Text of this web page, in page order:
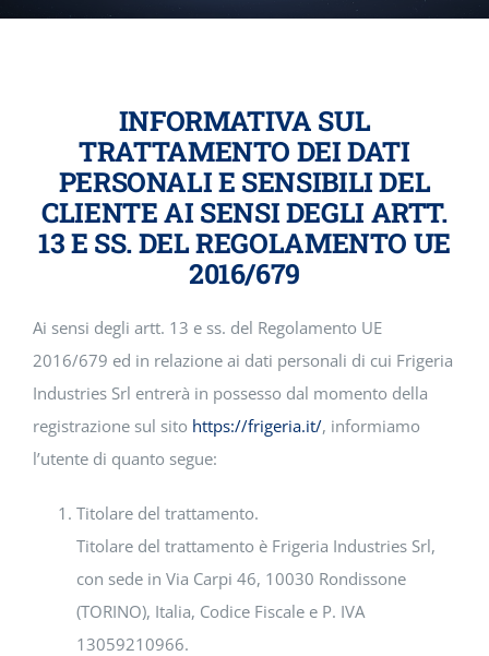
Contacts
INFORMATIVA SUL
TRATTAMENTO DEI DATI
PERSONALI E SENSIBILI DEL
CLIENTE AI SENSI DEGLI ARTT.
13 E SS. DEL REGOLAMENTO UE
2016/679
Ai sensi degli artt. 13 e ss. del Regolamento UE
2016/679 ed in relazione ai dati personali di cui Frigeria
Industries Srl entrerà in possesso dal momento della
registrazione sul sito https://frigeria.it/, informiamo
l’utente di quanto segue:
Titolare del trattamento.
Titolare del trattamento è Frigeria Industries Srl,
con sede in Via Carpi 46, 10030 Rondissone
(TORINO), Italia, Codice Fiscale e P. IVA
13059210966.